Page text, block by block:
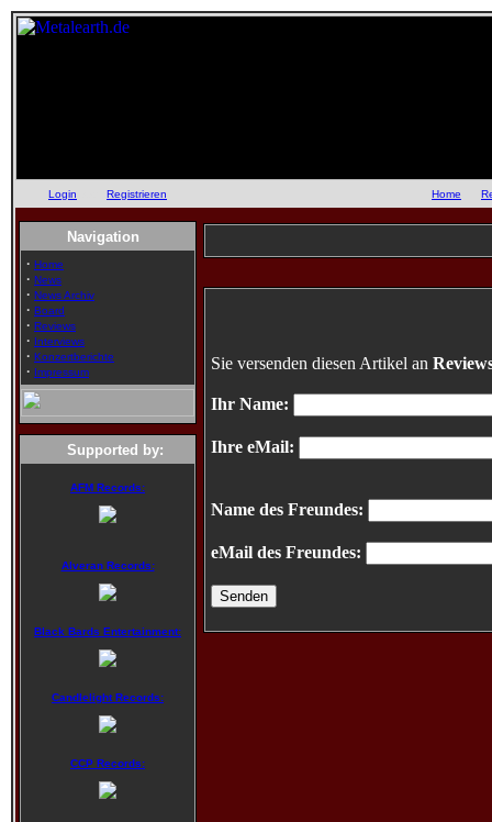
Login Registrieren Home
Navigation
· Home
· News
· News Archiv
· Board
· Reviews
· Interviews
· Konzertberichte
· Impressum
Supported by:
AFM Records:
Alveran Records:
Black Bards Entertainment:
Candlelight Records:
CCP Records:
Sie versenden diesen Artikel an
Ihr Name:
Ihre eMail:
Name des Freundes:
eMail des Freundes: